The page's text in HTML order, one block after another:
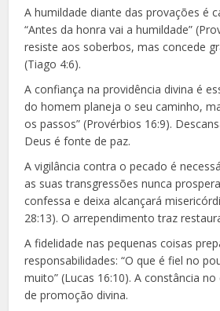
A humildade diante das provações é
“Antes da honra vai a humildade”
resiste aos soberbos, mas concede
(Tiago 4:6).
A confiança na providência divina é
do homem planeja o seu caminho,
os passos” (Provérbios 16:9).
Deus é fonte de paz.
A vigilância contra o pecado é
as suas transgressões nunca
confessa e deixa alcançará
28:13). O arrependimento traz
A fidelidade nas pequenas coisas
responsabilidades: “O que é fiel no
muito” (Lucas 16:10). A constância
de promoção divina.